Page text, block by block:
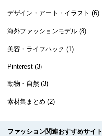
デザイン・アート・イラスト (6)
海外ファッションモデル (8)
美容・ライフハック (1)
Pinterest (3)
動物・自然 (3)
素材集まとめ (2)
ファッション関連おすすめサイト